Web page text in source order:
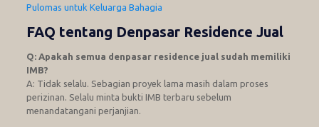
Pulomas untuk Keluarga Bahagia
FAQ tentang Denpasar Residence Jual
Q: Apakah semua denpasar residence jual sudah memiliki
IMB?
A: Tidak selalu. Sebagian proyek lama masih dalam proses
perizinan. Selalu minta bukti IMB terbaru sebelum
menandatangani perjanjian.